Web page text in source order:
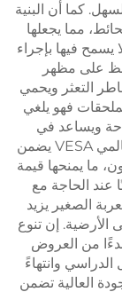
كما أن البنية
مما يجعلها
يسمح فيها بإجراء
على مظهر
التعثر ويحمي
فهو يلغي
ويساعد في
الحفاظ على مظهر متناسق. ونظام التثبيت العالمي VESA يضمن
ما يمنحها قيمة
عند الحاجة مع
الصغير يزيد
إن تنوع
بدءًا من العروض
وانتهاءً
العالية تضمن